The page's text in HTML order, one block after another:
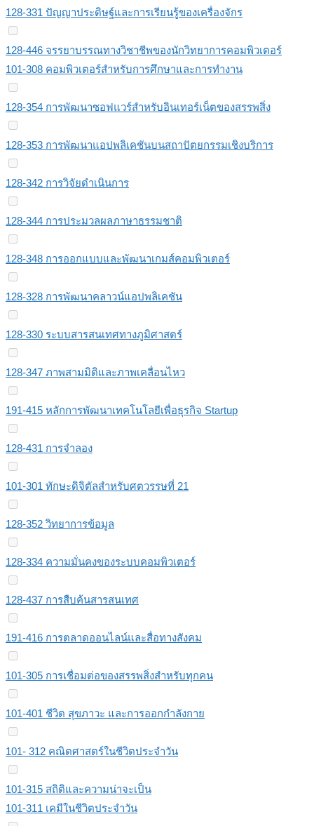
128-331 ปัญญาประดิษฐ์และการเรียนรู้ของเครื่องจักร
128-446 จรรยาบรรณทางวิชาชีพของนักวิทยาการคอมพิวเตอร์
101-308 คอมพิวเตอร์สำหรับการศึกษาและการทำงาน
128-354 การพัฒนาซอฟแวร์สำหรับอินเทอร์เน็ตของสรรพสิ่ง
128-353 การพัฒนาแอปพลิเคชันบนสถาปัตยกรรมเชิงบริการ
128-342 การวิจัยดำเนินการ
128-344 การประมวลผลภาษาธรรมชาติ
128-348 การออกแบบและพัฒนาเกมส์คอมพิวเตอร์
128-328 การพัฒนาคลาวน์แอปพลิเคชัน
128-330 ระบบสารสนเทศทางภูมิศาสตร์
128-347 ภาพสามมิติและภาพเคลื่อนไหว
191-415 หลักการพัฒนาเทคโนโลยีเพื่อธุรกิจ Startup
128-431 การจำลอง
101-301 ทักษะดิจิตัลสําหรับศตวรรษที่ 21
128-352 วิทยาการข้อมูล
128-334 ความมั่นคงของระบบคอมพิวเตอร์
128-437 การสืบค้นสารสนเทศ
191-416 การตลาดออนไลน์และสื่อทางสังคม
101-305 การเชื่อมต่อของสรรพสิ่งสําหรับทุกคน
101-401 ชีวิต สุขภาวะ และการออกกําลังกาย
101- 312 คณิตศาสตร์ในชีวิตประจำวัน
101-315 สถิติและความน่าจะเป็น
101-311 เคมีในชีวิตประจําวัน